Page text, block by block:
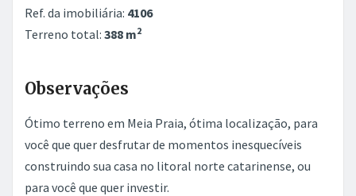
Ref. da imobiliária: 4106
Terreno total: 388 m2
Observações
Ótimo terreno em Meia Praia, ótima localização, para
você que quer desfrutar de momentos inesquecíveis
construindo sua casa no litoral norte catarinense, ou
para você que quer investir.